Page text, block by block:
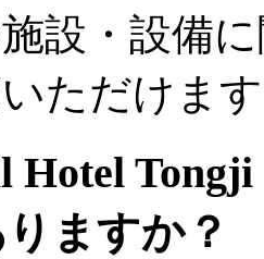
設・設備
ただけま
Hotel
ますか？